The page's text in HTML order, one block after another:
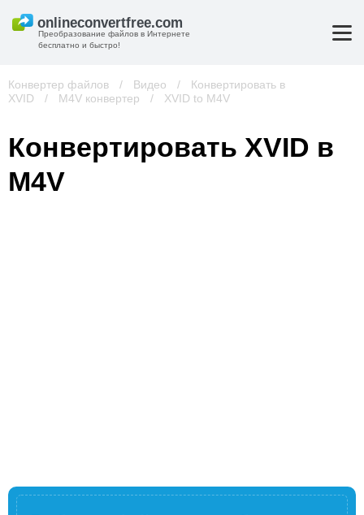
Преобразование файлов в Интернете
бесплатно и быстро!
Конвертер файлов / Видео /
Конвертировать в
XVID
/ M4V конвертер / XVID to M4V
Конвертировать XVID в
M4V